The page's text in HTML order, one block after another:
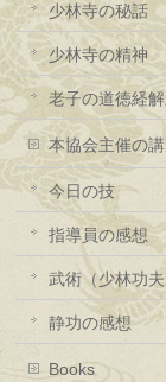
少林寺の秘話
少林寺の精神
老子の道徳経
本協会主催の
今日の技
指導員の感想
武術（少林功
静功の感想
Books